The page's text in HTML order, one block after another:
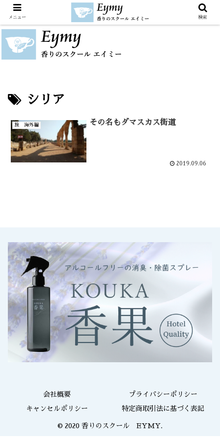
シリア
旅 海外編 その名もダマスカス街道
2019.09.06
会社概要 プライバシーポリシー
キャンセルポリシー 特定商取引法に基づく表記
© 2020 香りのスクール EYMY.
メニュー 検索